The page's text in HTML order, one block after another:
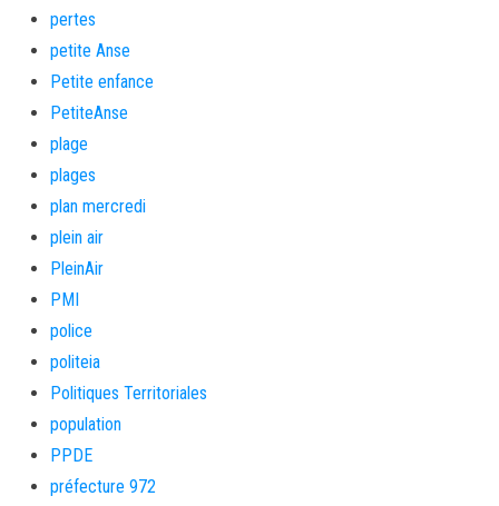
pertes
petite Anse
Petite enfance
PetiteAnse
plage
plages
plan mercredi
plein air
PleinAir
PMI
police
politeia
Politiques Territoriales
population
PPDE
préfecture 972